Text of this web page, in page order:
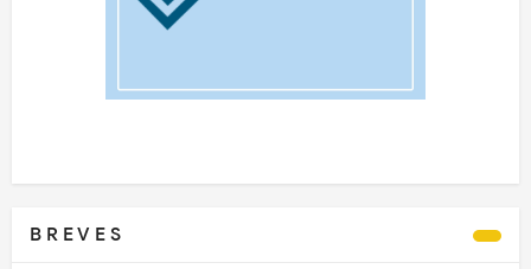
B R E V E S